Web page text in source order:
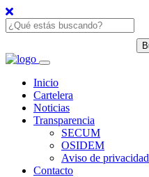
Inicio
Cartelera
Noticias
Transparencia
SECUM
OSIDEM
Aviso de privacidad
Contacto